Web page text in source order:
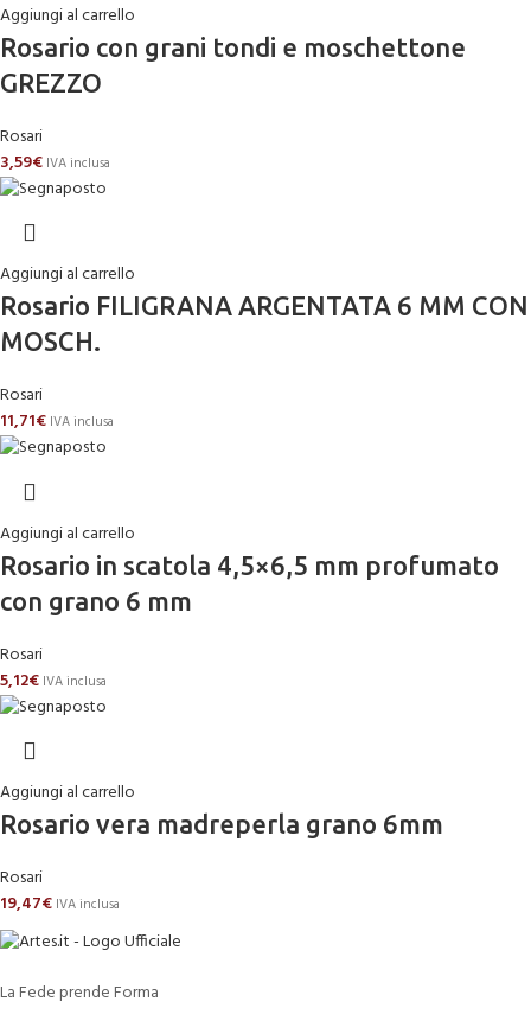
Aggiungi al carrello
Rosario con grani tondi e moschettone
GREZZO
Rosari
3,59€ IVA inclusa
Aggiungi al carrello
Rosario FILIGRANA ARGENTATA 6 MM CON
MOSCH.
Rosari
11,71€ IVA inclusa
Aggiungi al carrello
Rosario in scatola 4,5×6,5 mm profumato
con grano 6 mm
Rosari
5,12€ IVA inclusa
Aggiungi al carrello
Rosario vera madreperla grano 6mm
Rosari
19,47€ IVA inclusa
La Fede prende Forma